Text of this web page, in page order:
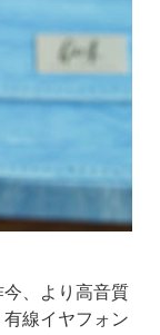
、より高音質
線イヤフォン